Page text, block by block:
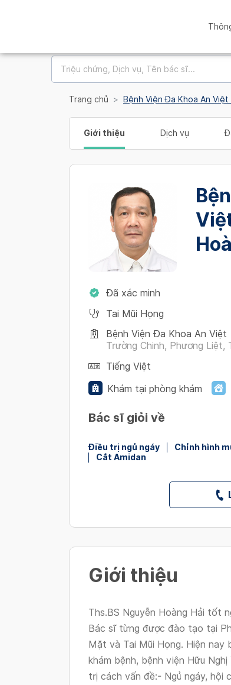
Trang chủ Bệnh Viện Đa Khoa An
Giới thiệu Dịch vụ
Đã xác minh
Tai Mũi Họng
Bệnh Viện Đa Khoa An Việt
Trường Chinh, Phương Liệt,
Tiếng Việt
Khám tại phòng khám
Bác sĩ giỏi về
Điều trị ngủ ngáy Chỉnh hình
Cắt Amidan
Giới thiệu
Ths.BS Nguyễn Hoàng Hải tốt
Bác sĩ từng được đào tạo tại
Mặt và Tai Mũi Họng. Hiện
khám bệnh, bệnh viện Hữu
trị cách vấn đề:- Ngủ ngáy, hội